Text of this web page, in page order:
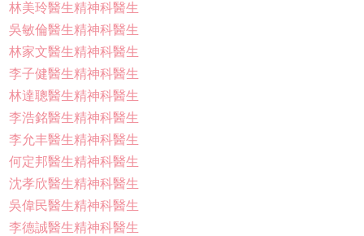
林美玲醫生精神科醫生
吳敏倫醫生精神科醫生
林家文醫生精神科醫生
李子健醫生精神科醫生
林達聰醫生精神科醫生
李浩銘醫生精神科醫生
李允丰醫生精神科醫生
何定邦醫生精神科醫生
沈孝欣醫生精神科醫生
吳偉民醫生精神科醫生
李德誠醫生精神科醫生